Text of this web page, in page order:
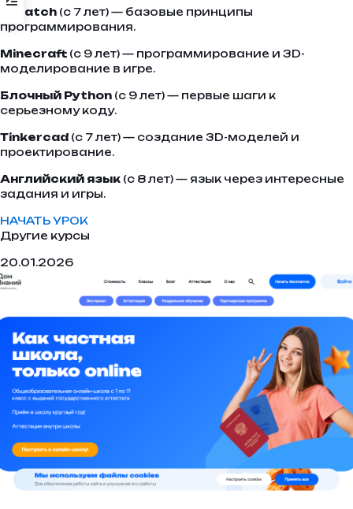
Scratch (с 7 лет) — базовые принципы
программирования.
Minecraft (с 9 лет) — программирование и 3D-
моделирование в игре.
Блочный Python (с 9 лет) — первые шаги к
серьезному коду.
Tinkercad (с 7 лет) — создание 3D-моделей и
проектирование.
Английский язык (с 8 лет) — язык через интересные
задания и игры.
НАЧАТЬ УРОК
Другие курсы
20.01.2026